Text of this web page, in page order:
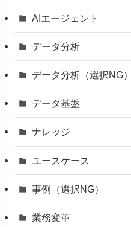
AIエージェント
データ分析
データ分析（選択NG）
データ基盤
ナレッジ
ユースケース
事例（選択NG）
業務変革